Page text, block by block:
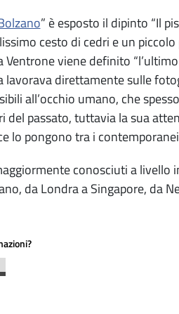
” è esposto il dipinto “Il
cesto di cedri e un
viene definito
lavorava direttamente sulle
all’occhio umano, che
del passato, tuttavia la sua
lo pongono tra i
conosciuti a
da Londra a Singapore, da